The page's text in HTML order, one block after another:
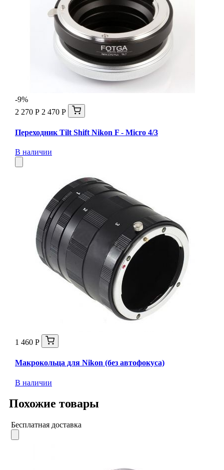
-9%
2 270 Р 2 470 Р
Переходник Tilt Shift Nikon F - Micro 4/3
В наличии
1 460 Р
Макрокольца для Nikon (без автофокуса)
В наличии
Похожие товары
Бесплатная доставка